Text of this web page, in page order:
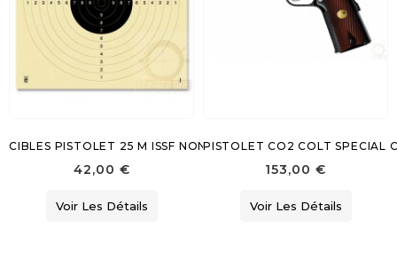
CIBLES PISTOLET 25 M ISSF NON NUMEROTEES
42,00 €
Voir Les Détails
PISTOLET CO2 COLT SPECIAL
153,00 €
Voir Les Détails